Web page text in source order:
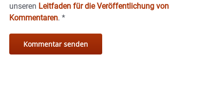
unseren Leitfaden für die Veröffentlichung von
Kommentaren. *